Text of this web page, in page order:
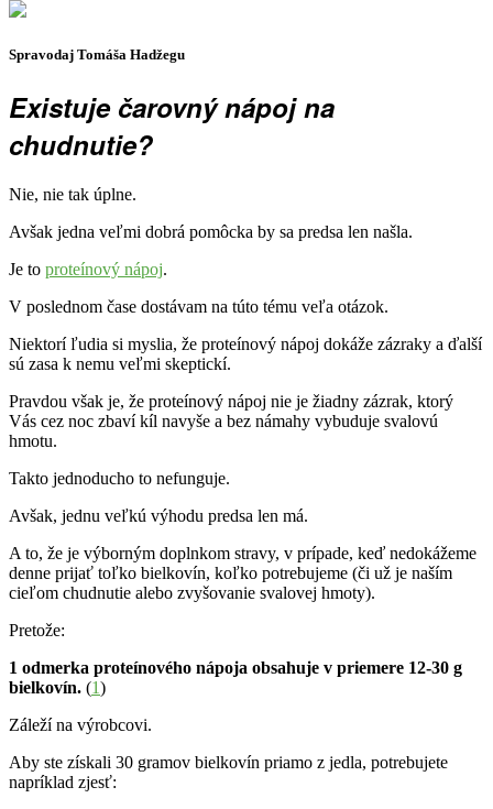
Spravodaj Tomáša Hadžegu
Existuje čarovný nápoj na
chudnutie?
Nie, nie tak úplne.
Avšak jedna veľmi dobrá pomôcka by sa predsa len našla.
Je to proteínový nápoj.
V poslednom čase dostávam na túto tému veľa otázok.
Niektorí ľudia si myslia, že proteínový nápoj dokáže zázraky a ďalší
sú zasa k nemu veľmi skeptickí.
Pravdou však je, že proteínový nápoj nie je žiadny zázrak, ktorý
Vás cez noc zbaví kíl navyše a bez námahy vybuduje svalovú
hmotu.
Takto jednoducho to nefunguje.
Avšak, jednu veľkú výhodu predsa len má.
A to, že je výborným doplnkom stravy, v prípade, keď nedokážeme
denne prijať toľko bielkovín, koľko potrebujeme (či už je naším
cieľom chudnutie alebo zvyšovanie svalovej hmoty).
Pretože:
1 odmerka proteínového nápoja obsahuje v priemere 12-30 g
bielkovín. (1)
Záleží na výrobcovi.
Aby ste získali 30 gramov bielkovín priamo z jedla, potrebujete
napríklad zjesť: